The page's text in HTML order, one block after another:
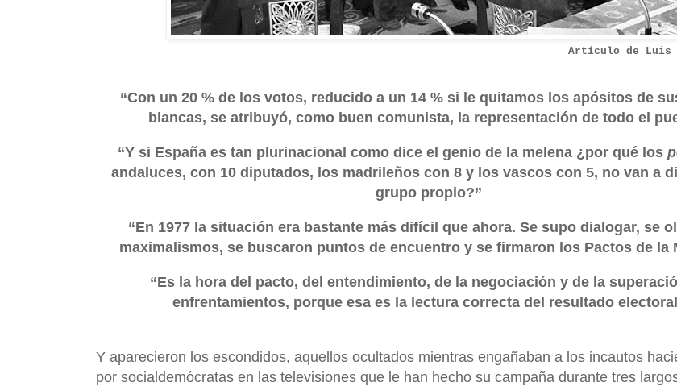
Artículo de
“Con un 20 % de los votos, reducido a un 14 % si le quitamos los apósitos de
blancas, se atribuyó, como buen comunista, la representación de todo el
“Y si España es tan plurinacional como dice el genio de la melena ¿por qué los
andaluces, con 10 diputados, los madrileños con 8 y los vascos con 5, no van a
grupo propio?”
“En 1977 la situación era bastante más difícil que ahora. Se supo dialogar, se
maximalismos, se buscaron puntos de encuentro y se firmaron los Pactos de la
“Es la hora del pacto, del entendimiento, de la negociación y de la
enfrentamientos, porque esa es la lectura correcta del resultado
Y aparecieron los escondidos, aquellos ocultados mientras engañaban a los incautos
por socialdemócratas en las televisiones que le han hecho su campaña durante tres